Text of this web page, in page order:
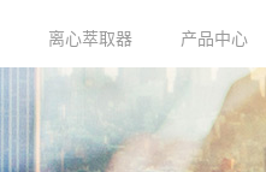
离心萃取器 产品中心